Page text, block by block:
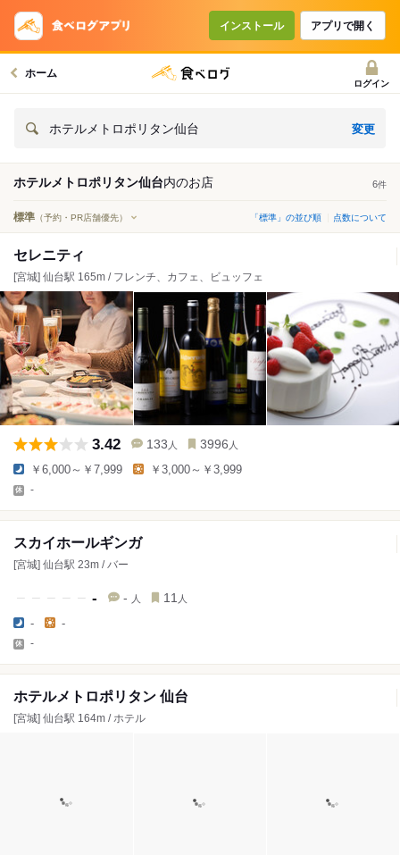
インストール アプリで開く
ホーム
ログイン
ホテルメトロポリタン仙台 変更
ホテルメトロポリタン仙台内のお店 6件
標準 （予約・PR店舗優先） 「標準」の並び順 点数について
セレニティ
[宮城] 仙台駅 165m / フレンチ、カフェ、ビュッフェ
3.42 133 人 3996 人
￥6,000～￥7,999 ￥3,000～￥3,999
-
スカイホールギンガ
[宮城] 仙台駅 23m / バー
- - 人 11 人
- -
-
ホテルメトロポリタン 仙台
[宮城] 仙台駅 164m / ホテル